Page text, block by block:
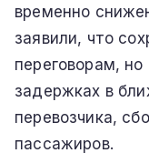
временно
заявили, что
переговорам,
задержках в
перевозчика,
пассажиров.